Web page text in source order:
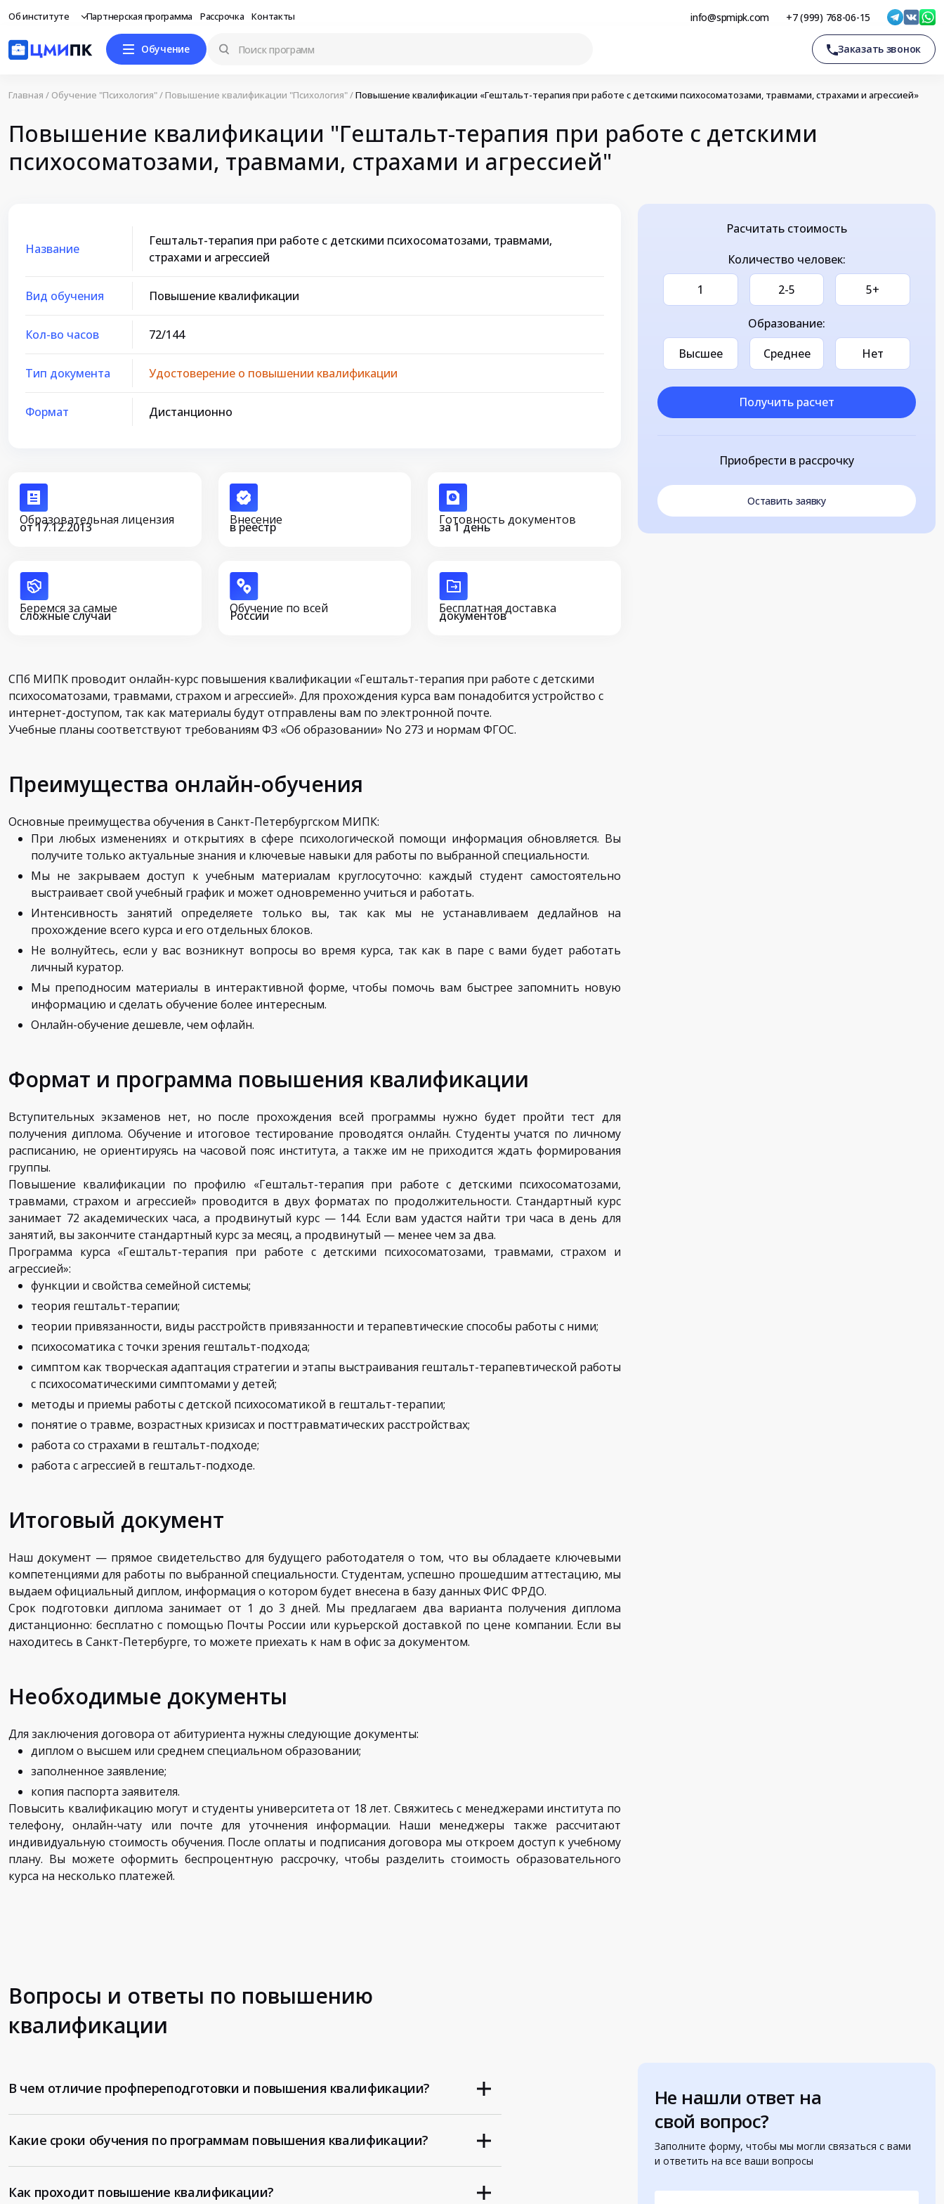
Об институте Партнерская программа Рассрочка Контакты info@spmipk.com +7 (999) 768-06-15
Обучение Заказать звонок
Главная / Обучение "Психология"/ Повышение квалификации "Психология"/Повышение квалификации «Гештальт-терапия при работе с детскими психосоматозами, травмами, страхами и агрессией»
Повышение квалификации "Гештальт-терапия при работе с детскими
психосоматозами, травмами, страхами и агрессией"
Название
Гештальт-терапия при работе с детскими психосоматозами, травмами,
страхами и агрессией
Вид обучения Повышение квалификации
Кол-во часов 72/144
Тип документа Удостоверение о повышении квалификации
Формат Дистанционно
Образовательная лицензия
от 17.12.2013 Внесение
в реестр Готовность документов
за 1 день
Беремся за самые
сложные случаи Обучение по всей
России Бесплатная доставка
документов
СПб МИПК проводит онлайн-курс повышения квалификации «Гештальт-терапия при работе с детскими
психосоматозами, травмами, страхом и агрессией». Для прохождения курса вам понадобится устройство с
интернет-доступом, так как материалы будут отправлены вам по электронной почте.
Учебные планы соответствуют требованиям ФЗ «Об образовании» No 273 и нормам ФГОС.
Преимущества онлайн-обучения
Основные преимущества обучения в Санкт-Петербургском МИПК:
При любых изменениях и открытиях в сфере психологической помощи информация обновляется. Вы
получите только актуальные знания и ключевые навыки для работы по выбранной специальности.
Мы не закрываем доступ к учебным материалам круглосуточно: каждый студент самостоятельно
выстраивает свой учебный график и может одновременно учиться и работать.
Интенсивность занятий определяете только вы, так как мы не устанавливаем дедлайнов на
прохождение всего курса и его отдельных блоков.
Не волнуйтесь, если у вас возникнут вопросы во время курса, так как в паре с вами будет работать
личный куратор.
Мы преподносим материалы в интерактивной форме, чтобы помочь вам быстрее запомнить новую
информацию и сделать обучение более интересным.
Онлайн-обучение дешевле, чем офлайн.
Формат и программа повышения квалификации
Вступительных экзаменов нет, но после прохождения всей программы нужно будет пройти тест для
получения диплома. Обучение и итоговое тестирование проводятся онлайн. Студенты учатся по личному
расписанию, не ориентируясь на часовой пояс института, а также им не приходится ждать формирования
группы.
Повышение квалификации по профилю «Гештальт-терапия при работе с детскими психосоматозами,
травмами, страхом и агрессией» проводится в двух форматах по продолжительности. Стандартный курс
занимает 72 академических часа, а продвинутый курс — 144. Если вам удастся найти три часа в день для
занятий, вы закончите стандартный курс за месяц, а продвинутый — менее чем за два.
Программа курса «Гештальт-терапия при работе с детскими психосоматозами, травмами, страхом и
агрессией»:
функции и свойства семейной системы;
теория гештальт-терапии;
теории привязанности, виды расстройств привязанности и терапевтические способы работы с ними;
психосоматика с точки зрения гештальт-подхода;
симптом как творческая адаптация стратегии и этапы выстраивания гештальт-терапевтической работы
с психосоматическими симптомами у детей;
методы и приемы работы с детской психосоматикой в гештальт-терапии;
понятие о травме, возрастных кризисах и посттравматических расстройствах;
работа со страхами в гештальт-подходе;
работа с агрессией в гештальт-подходе.
Итоговый документ
Наш документ — прямое свидетельство для будущего работодателя о том, что вы обладаете ключевыми
компетенциями для работы по выбранной специальности. Студентам, успешно прошедшим аттестацию, мы
выдаем официальный диплом, информация о котором будет внесена в базу данных ФИС ФРДО.
Срок подготовки диплома занимает от 1 до 3 дней. Мы предлагаем два варианта получения диплома
дистанционно: бесплатно с помощью Почты России или курьерской доставкой по цене компании. Если вы
находитесь в Санкт-Петербурге, то можете приехать к нам в офис за документом.
Необходимые документы
Для заключения договора от абитуриента нужны следующие документы:
диплом о высшем или среднем специальном образовании;
заполненное заявление;
копия паспорта заявителя.
Повысить квалификацию могут и студенты университета от 18 лет. Свяжитесь с менеджерами института по
телефону, онлайн-чату или почте для уточнения информации. Наши менеджеры также рассчитают
индивидуальную стоимость обучения. После оплаты и подписания договора мы откроем доступ к учебному
плану. Вы можете оформить беспроцентную рассрочку, чтобы разделить стоимость образовательного
курса на несколько платежей.
Расчитать стоимость
Количество человек:
1
2-5 5+
Образование:
Высшее
Среднее Нет
Получить расчет
Приобрести в рассрочку
Оставить заявку
Вопросы и ответы по повышению
квалификации
Не нашли ответ на
свой вопрос?
Заполните форму, чтобы мы могли связаться с вами
и ответить на все ваши вопросы
В чем отличие профпереподготовки и повышения квалификации?
Какие сроки обучения по программам повышения квалификации?
Как проходит повышение квалификации?